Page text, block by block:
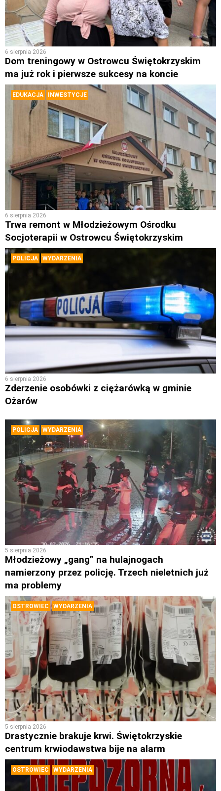
6 sierpnia 2026
Dom treningowy w Ostrowcu Świętokrzyskim
ma już rok i pierwsze sukcesy na koncie
EDUKACJA INWESTYCJE
6 sierpnia 2026
Trwa remont w Młodzieżowym Ośrodku
Socjoterapii w Ostrowcu Świętokrzyskim
POLICJA WYDARZENIA
6 sierpnia 2026
Zderzenie osobówki z ciężarówką w gminie
Ożarów
POLICJA WYDARZENIA
5 sierpnia 2026
Młodzieżowy „gang” na hulajnogach
namierzony przez policję. Trzech nieletnich już
ma problemy
OSTROWIEC WYDARZENIA
5 sierpnia 2026
Drastycznie brakuje krwi. Świętokrzyskie
centrum krwiodawstwa bije na alarm
OSTROWIEC WYDARZENIA